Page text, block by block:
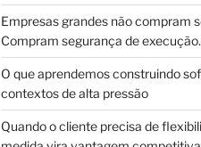
Empresas grandes não compram
Compram segurança de execução.
O que aprendemos construindo
contextos de alta pressão
Quando o cliente precisa de